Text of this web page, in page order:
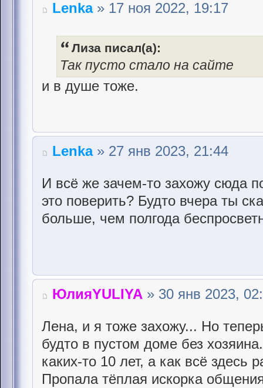
Lenka» 17 ноя 2022, 19:17
Лиза писал(а):
Так пусто стало на сайте
и в душе тоже.
Lenka» 27 янв 2023, 21:44
И всё же зачем-то захожу сюда
это поверить? Будто вчера ты
больше, чем полгода
ЮлияYULIYA » 30 янв 2023,
Лена, и я тоже захожу... Но
будто в пустом доме без
каких-то 10 лет, а как всё здесь
Пропала тёплая искорка